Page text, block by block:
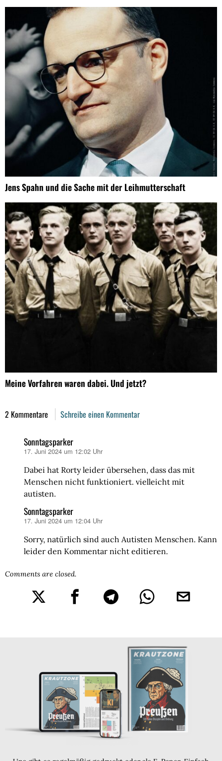
Jens Spahn und die Sache mit der Leihmutterschaft
Meine Vorfahren waren dabei. Und jetzt?
2 Kommentare Schreibe einen Kommentar
Sonntagsparker
sagt:
17. Juni 2024 um 12:02 Uhr
Dabei hat Rorty leider übersehen, dass das mit
Menschen nicht funktioniert. vielleicht mit
autisten.
Sonntagsparker
sagt:
17. Juni 2024 um 12:04 Uhr
Sorry, natürlich sind auch Autisten Menschen. Kann
leider den Kommentar nicht editieren.
Comments are closed.